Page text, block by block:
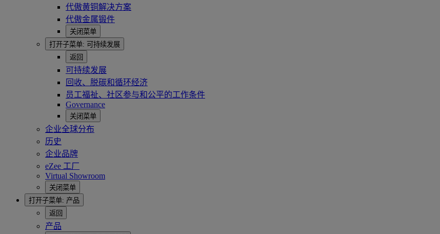
代傲黄铜解决方案
代傲金属锻件
关闭菜单
打开子菜单: 可持续发展
返回
可持续发展
回收、脱碳和循环经济
员工福祉、社区参与和公平的工作条件
Governance
关闭菜单
企业全球分布
历史
企业品牌
eZee 工厂
Virtual Showroom
关闭菜单
打开子菜单: 产品
返回
产品